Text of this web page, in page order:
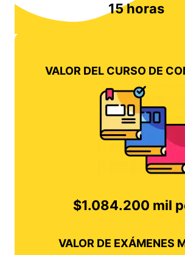
15 horas
VALOR DEL CURSO DE
$1.084.200 mil
VALOR DE EXÁMENES